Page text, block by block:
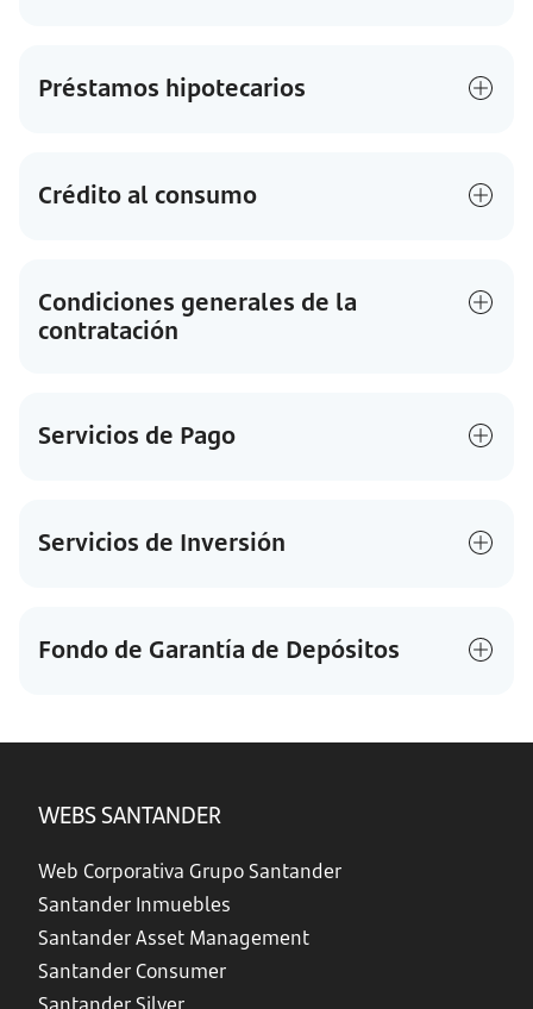
Préstamos hipotecarios
Crédito al consumo
Condiciones generales de la
contratación
Servicios de Pago
Servicios de Inversión
Fondo de Garantía de Depósitos
WEBS SANTANDER
Web Corporativa Grupo Santander
Santander Inmuebles
Santander Asset Management
Santander Consumer